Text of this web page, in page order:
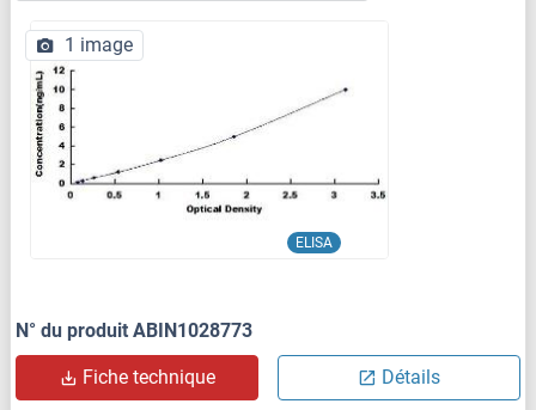
ELISA
1 image
N° du produit ABIN1028773
Fiche technique Détails